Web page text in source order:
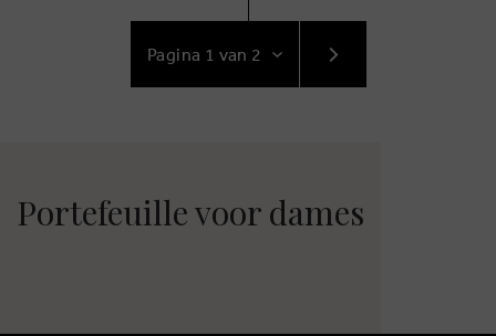
NAAR
VOLGENDE
Portefeuille voor dames